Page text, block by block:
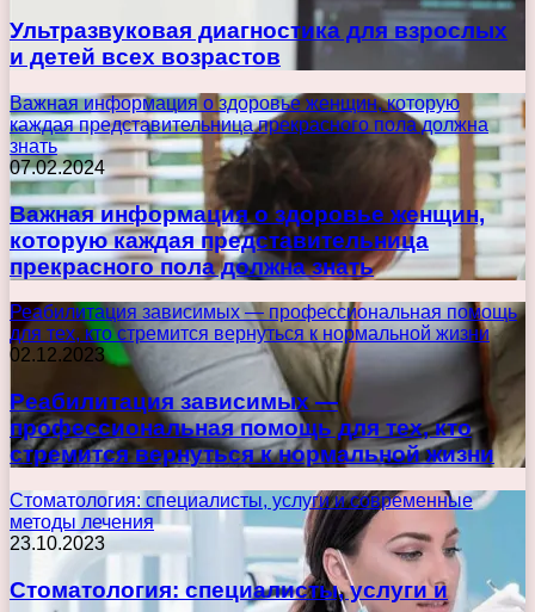
Ультразвуковая диагностика для взрослых
и детей всех возрастов
Важная информация о здоровье женщин, которую
каждая представительница прекрасного пола должна
знать
07.02.2024
Важная информация о здоровье женщин,
которую каждая представительница
прекрасного пола должна знать
Реабилитация зависимых — профессиональная помощь
для тех, кто стремится вернуться к нормальной жизни
02.12.2023
Реабилитация зависимых —
профессиональная помощь для тех, кто
стремится вернуться к нормальной жизни
Стоматология: специалисты, услуги и современные
методы лечения
23.10.2023
Стоматология: специалисты, услуги и